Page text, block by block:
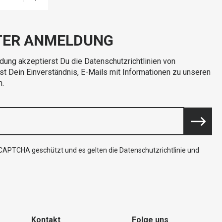
ANMELDUNG
akzeptierst Du die Datenschutzrichtlinien von
Dein Einverständnis, E-Mails mit Informationen zu unseren
geschützt und es gelten die Datenschutzrichtlinie und
Kontakt Folge uns